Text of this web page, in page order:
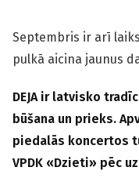
Septembris ir arī
pulkā aicina jaunus
DEJA ir latvisko
būšana un prieks.
piedalās koncertos
VPDK «Dzieti» pēc